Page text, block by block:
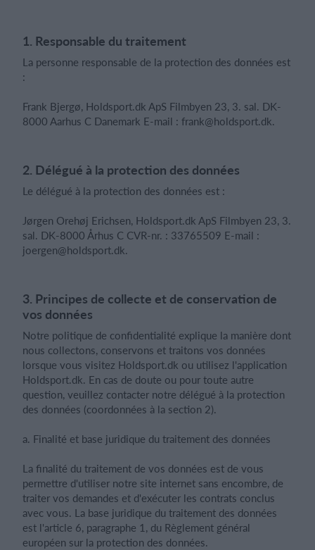
Se connecter
1. Responsable du traitement
La personne responsable de la protection des données est
:
Frank Bjergø, Holdsport.dk ApS Filmbyen 23, 3. sal. DK-
8000 Aarhus C Danemark E-mail : frank@holdsport.dk.
2. Délégué à la protection des données
Le délégué à la protection des données est :
Jørgen Orehøj Erichsen, Holdsport.dk ApS Filmbyen 23, 3.
sal. DK-8000 Århus C CVR-nr. : 33765509 E-mail :
joergen@holdsport.dk.
3. Principes de collecte et de conservation de
vos données
Notre politique de confidentialité explique la manière dont
nous collectons, conservons et traitons vos données
lorsque vous visitez Holdsport.dk ou utilisez l'application
Holdsport.dk. En cas de doute ou pour toute autre
question, veuillez contacter notre délégué à la protection
des données (coordonnées à la section 2).
a. Finalité et base juridique du traitement des données
La finalité du traitement de vos données est de vous
permettre d'utiliser notre site internet sans encombre, de
traiter vos demandes et d'exécuter les contrats conclus
avec vous. La base juridique du traitement des données
est l'article 6, paragraphe 1, du Règlement général
européen sur la protection des données.